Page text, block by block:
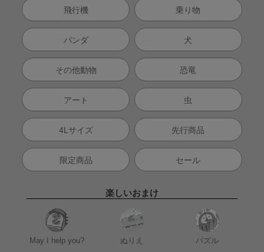
飛行機 乗り物
パンダ 犬
その他動物 恐竜
アート 虫
4Lサイズ 先行商品
限定商品 セール
楽しいおまけ
May I help you? ぬりえ パズル